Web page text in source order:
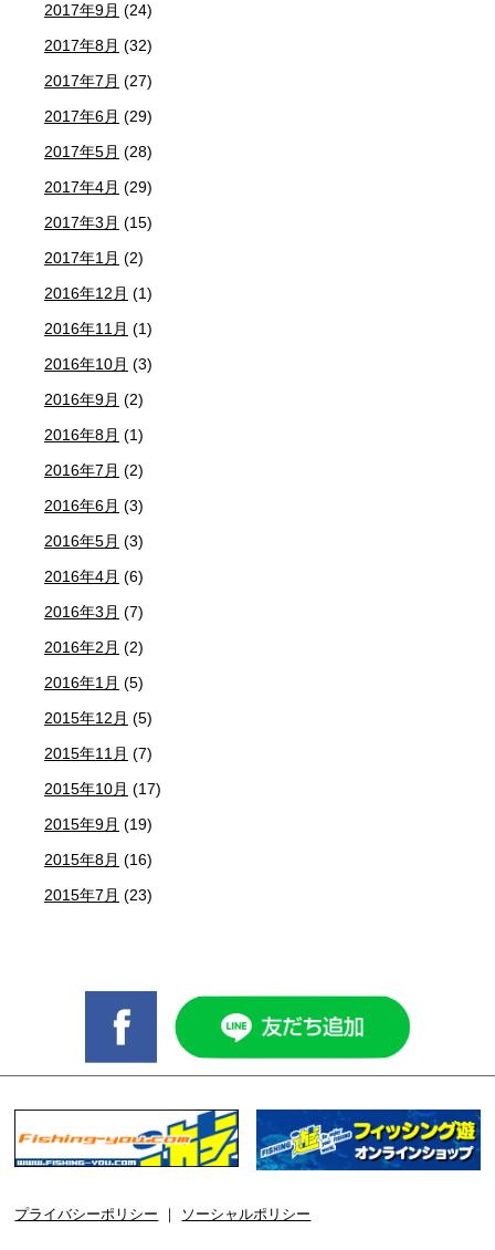
2017年9月 (24)
2017年8月 (32)
2017年7月 (27)
2017年6月 (29)
2017年5月 (28)
2017年4月 (29)
2017年3月 (15)
2017年1月 (2)
2016年12月 (1)
2016年11月 (1)
2016年10月 (3)
2016年9月 (2)
2016年8月 (1)
2016年7月 (2)
2016年6月 (3)
2016年5月 (3)
2016年4月 (6)
2016年3月 (7)
2016年2月 (2)
2016年1月 (5)
2015年12月 (5)
2015年11月 (7)
2015年10月 (17)
2015年9月 (19)
2015年8月 (16)
2015年7月 (23)
プライバシーポリシー ソーシャルポリシー